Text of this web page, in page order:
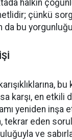
halkın
çünkü
da bu
karşı, en etkili
yeniden inşa
tekrar eden
ve